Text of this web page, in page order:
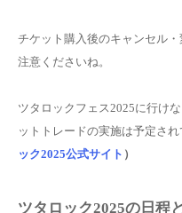
チケット購入後のキャンセル
注意くださいね。
ツタロックフェス2025に行け
ットトレードの実施は予定され
ック2025公式サイト ）
ツタロック2025の日程